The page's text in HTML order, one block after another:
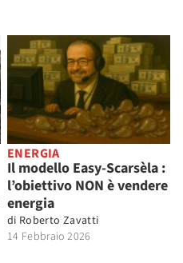
ENERGIA
Il modello Easy-Scarsèla :
l’obiettivo NON è vendere
energia
di Roberto Zavatti
14 Febbraio 2026